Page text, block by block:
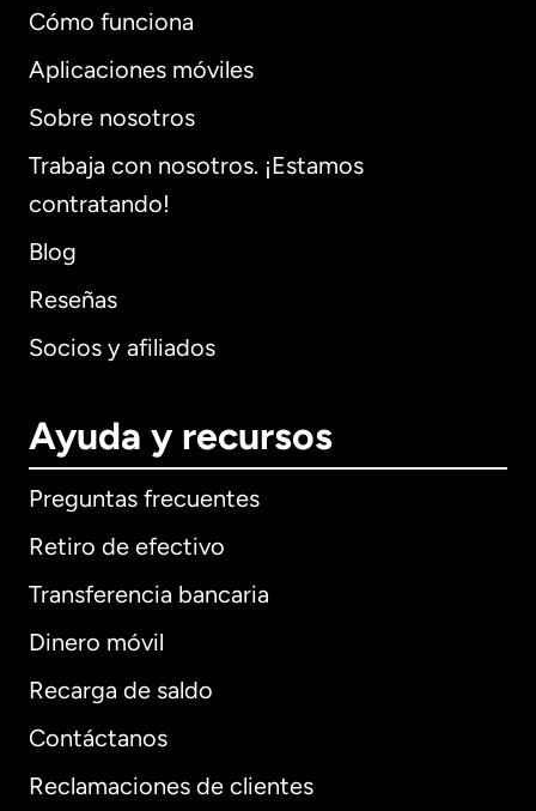
Cómo funciona
Aplicaciones móviles
Sobre nosotros
Trabaja con nosotros. ¡Estamos
contratando!
Blog
Reseñas
Socios y afiliados
Ayuda y recursos
Preguntas frecuentes
Retiro de efectivo
Transferencia bancaria
Dinero móvil
Recarga de saldo
Contáctanos
Reclamaciones de clientes